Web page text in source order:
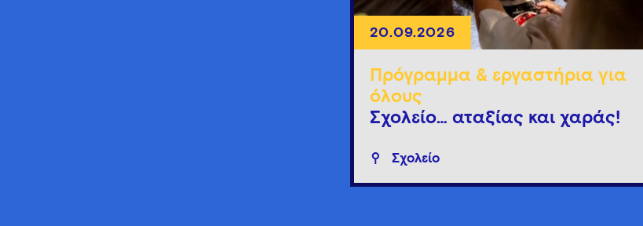
20.09.2026
Πρόγραμμα & εργαστήρια για
όλους
Σχολείο… αταξίας και χαράς!
Σχολείο